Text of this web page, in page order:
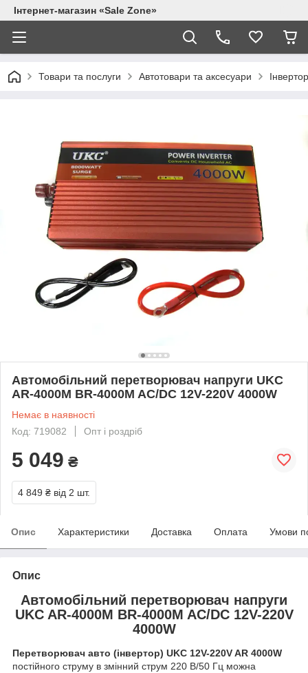
Інтернет-магазин «Sale Zone»
Товари та послуги Автотовари та аксесуари
Автомобільний перетворювач напруги UKC
AR-4000M BR-4000M AC/DC 12V-220V 4000W
Немає в наявності
Код: 719082
Опт і роздріб
5 049 ₴
4 849 ₴ від 2 шт.
Опис Характеристики Доставка Оплата Умови
Опис
Автомобільний перетворювач напруги
UKC AR-4000M BR-4000M AC/DC 12V-220V
4000W
Перетворювач авто (інвертор) UKC 12V-220V AR 4000W
постійного струму в змінний струм 220 В/50 Гц можна